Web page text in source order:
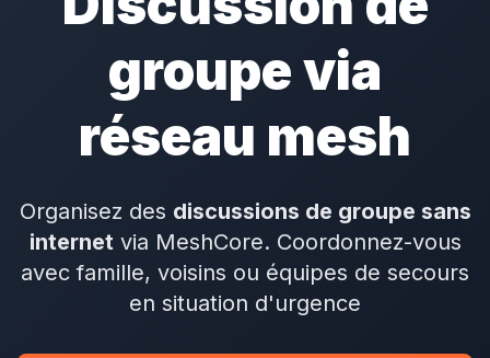
groupe via
réseau mesh
Organisez des discussions de groupe sans
internetvia MeshCore. Coordonnez-vous
avec famille, voisins ou équipes de secours
en situation d'urgence